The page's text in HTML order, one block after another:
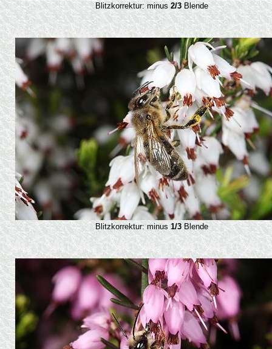
Blitzkorrektur: minus2/3Blende
Blitzkorrektur: minus1/3Blende